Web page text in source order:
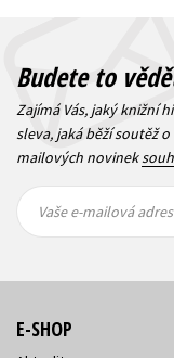
Budete to
Zajímá Vás, jaký knižní
sleva, jaká běží soutěž
mailových novinek
mailová
mailová
Vaše e-mailová
E-SHOP